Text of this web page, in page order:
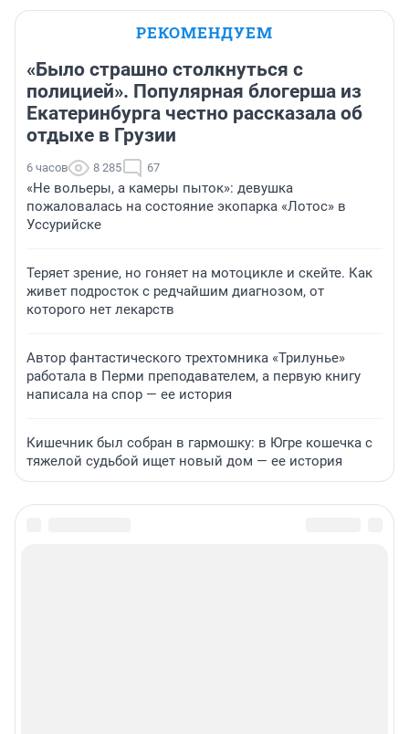
РЕКОМЕНДУЕМ
«Было страшно столкнуться с
полицией». Популярная блогерша из
Екатеринбурга честно рассказала об
отдыхе в Грузии
6 часов 8 285 67
«Не вольеры, а камеры пыток»: девушка
пожаловалась на состояние экопарка «Лотос» в
Уссурийске
Теряет зрение, но гоняет на мотоцикле и скейте. Как
живет подросток с редчайшим диагнозом, от
которого нет лекарств
Автор фантастического трехтомника «Трилунье»
работала в Перми преподавателем, а первую книгу
написала на спор — ее история
Кишечник был собран в гармошку: в Югре кошечка с
тяжелой судьбой ищет новый дом — ее история